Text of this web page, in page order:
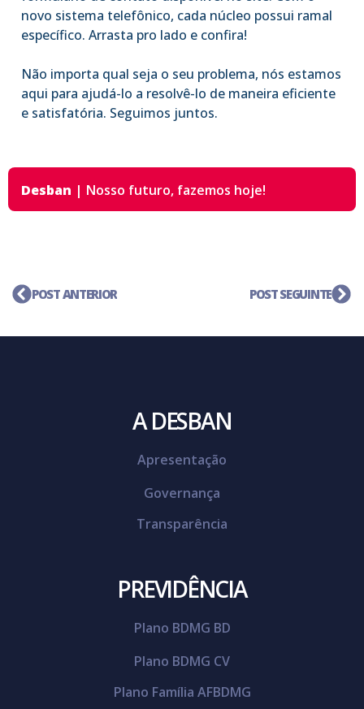
novo sistema telefônico, cada núcleo possui ramal
específico. Arrasta pro lado e confira!
Não importa qual seja o seu problema, nós estamos
aqui para ajudá-lo a resolvê-lo de maneira eficiente
e satisfatória. Seguimos juntos.
Desban | Nosso futuro, fazemos hoje!
POST ANTERIOR POST SEGUINTE
A DESBAN
Apresentação
Governança
Transparência
PREVIDÊNCIA
Plano BDMG BD
Plano BDMG CV
Plano Família AFBDMG